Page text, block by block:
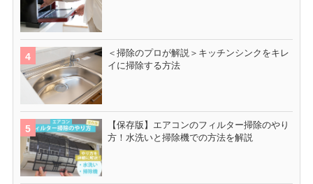
＜掃除のプロが解説＞キッチンシンクをキレ
イに掃除する方法
【保存版】エアコンのフィルター掃除のやり
方！水洗いと掃除機での方法を解説